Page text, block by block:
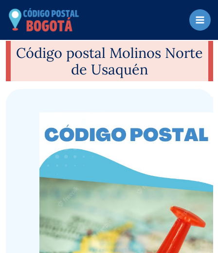
contenido
Código postal Molinos Norte
de Usaquén